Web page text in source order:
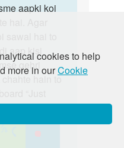
cookies to help
more in ourCookie
aapki koi
hai to
aap kisi
gehri
chahte hain to
shamil ho!
en/forum